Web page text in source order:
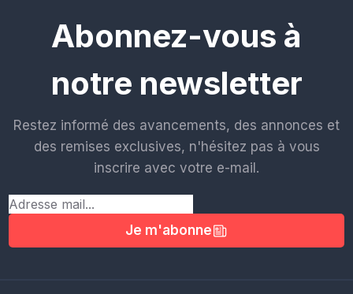
Abonnez-vous à
notre newsletter
Restez informé des avancements, des annonces et
des remises exclusives, n'hésitez pas à vous
inscrire avec votre e-mail.
Je m'abonne